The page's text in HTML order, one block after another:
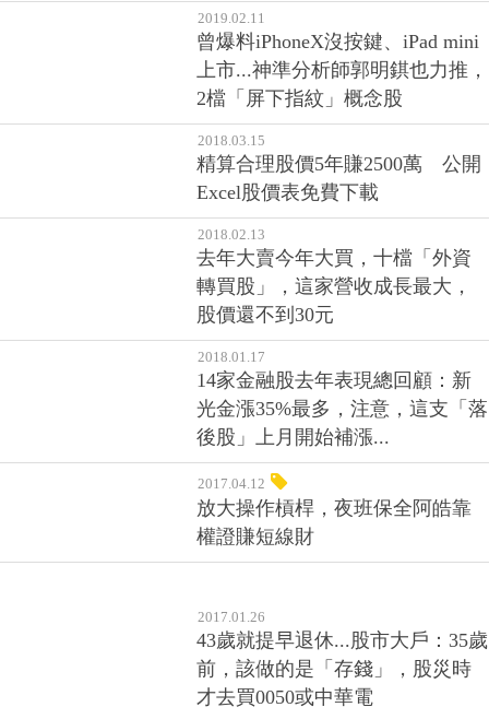
2019.02.11
曾爆料iPhoneX沒按鍵、iPad mini
上市...神準分析師郭明錤也力推，
2檔「屏下指紋」概念股
2018.03.15
精算合理股價5年賺2500萬 公開
Excel股價表免費下載
2018.02.13
去年大賣今年大買，十檔「外資
轉買股」，這家營收成長最大，
股價還不到30元
2018.01.17
14家金融股去年表現總回顧：新
光金漲35%最多，注意，這支「落
後股」上月開始補漲...
2017.04.12
放大操作槓桿，夜班保全阿皓靠
權證賺短線財
2017.01.26
43歲就提早退休...股市大戶：35歲
前，該做的是「存錢」，股災時
才去買0050或中華電